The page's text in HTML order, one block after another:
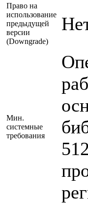
Право на
использование
предыдущей
версии
(Downgrade)
Мин.
системные
требования